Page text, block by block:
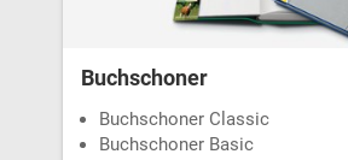
Buchschoner
Buchschoner Classic
Buchschoner Basic